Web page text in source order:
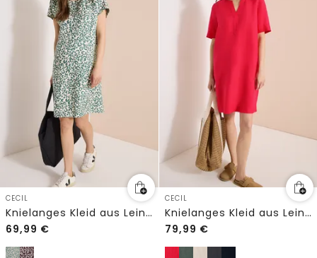
CECIL
Knielanges Kleid aus Leinenmix mit Print
69,99 €
CECIL
Knielanges Kleid aus Leinenmix
79,99 €